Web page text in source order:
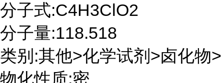
分子式:C4H3ClO2
分子量:118.518
类别:其他>化学试剂>卤化物>
物化性质:密